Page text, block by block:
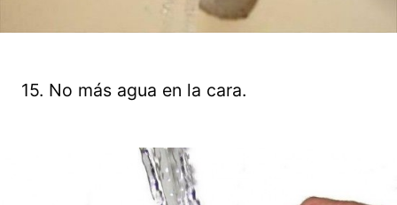
15. No más agua en la cara.